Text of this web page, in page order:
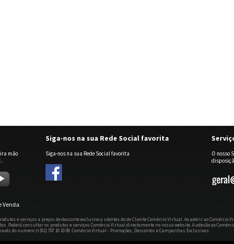
mão
.
Siga-nos na sua Rede Social favorita
Siga-nos na sua Rede Social favorita
O nosso
Venda
e serviços a preços de desconto exclusivo a utentes do de Cliente Comércio Virtual. Ao aderir ao
Poderá consultar os produtos e serviços Comércio Virtual directamente no nosso website. A adesão ao
do numero (+351) 707 10 10 08. Comércio Virtual - Promoções, Descontos e Campanhas Exclusivas.